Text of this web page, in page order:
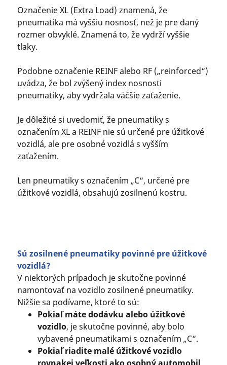
Označenie XL (Extra Load) znamená, že
pneumatika má vyššiu nosnosť, než je pre daný
rozmer obvyklé. Znamená to, že vydrží vyššie
tlaky.
Podobne označenie REINF alebo RF („reinforced“)
uvádza, že bol zvýšený index nosnosti
pneumatiky, aby vydržala väčšie zaťaženie.
Je dôležité si uvedomiť, že pneumatiky s
označením XL a REINF nie sú určené pre úžitkové
vozidlá, ale pre osobné vozidlá s vyšším
zaťažením.
Len pneumatiky s označením „C“, určené pre
úžitkové vozidlá, obsahujú zosilnenú kostru.
Sú zosilnené pneumatiky povinné pre úžitkové
vozidlá?
V niektorých prípadoch je skutočne povinné
namontovať na vozidlo zosilnené pneumatiky.
Nižšie sa podívame, ktoré to sú:
Pokiaľ máte dodávku alebo úžitkové
vozidlo, je skutočne povinné, aby bolo
vybavené pneumatikami s označením „C“.
Pokiaľ riadite malé úžitkové vozidlo